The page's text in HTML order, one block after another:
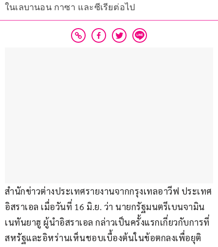
ในเลบานอน กาซา และซีเรียต่อไป
สำนักข่าวต่างประเทศรายงานจากกรุงเทลอาวีฟ ประเทศ
อิสราเอล เมื่อวันที่ 16 มิ.ย. ว่า นายกรัฐมนตรีเบนจามิน
เนทันยาฮู ผู้นำอิสราเอล กล่าวเป็นครั้งแรกเกี่ยวกับการที่
สหรัฐและอิหร่านเห็นชอบเบื้องต้นในข้อตกลงเพื่อยุติ